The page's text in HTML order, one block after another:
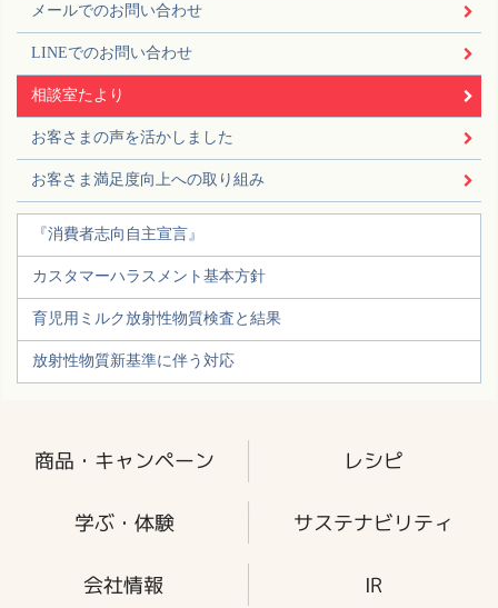
メールでのお問い合わせ
LINEでのお問い合わせ
相談室たより
お客さまの声を活かしました
お客さま満足度向上への取り組み
『消費者志向自主宣言』
カスタマーハラスメント基本方針
育児用ミルク放射性物質検査と結果
放射性物質新基準に伴う対応
商品・キャンペーン レシピ
学ぶ・体験 サステナビリティ
会社情報 IR